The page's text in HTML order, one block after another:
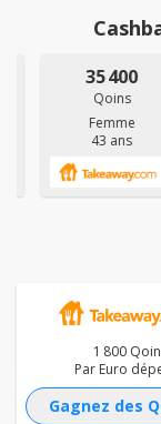
35 400
Qoins
Femme
43 ans
1 800
Par Euro
Gagnez des